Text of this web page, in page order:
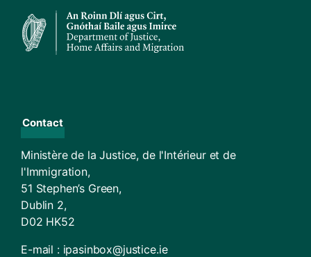
Contact
Ministère de la Justice, de l'Intérieur et de
l'Immigration,
51 Stephen’s Green,
Dublin 2,
D02 HK52
E-mail : ipasinbox@justice.ie